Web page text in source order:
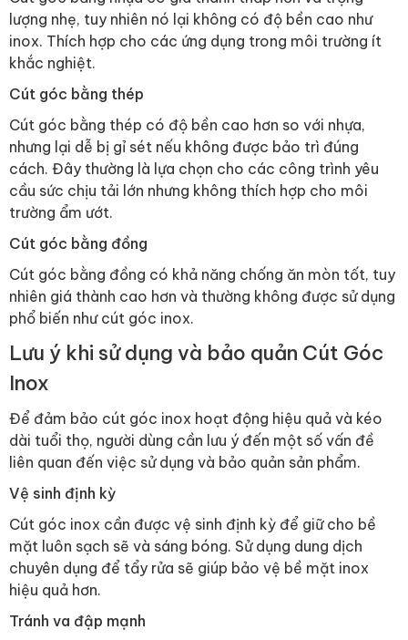
lượng nhẹ, tuy nhiên nó lại không có độ bền cao như
inox. Thích hợp cho các ứng dụng trong môi trường ít
khắc nghiệt.
Cút góc bằng thép
Cút góc bằng thép có độ bền cao hơn so với nhựa,
nhưng lại dễ bị gỉ sét nếu không được bảo trì đúng
cách. Đây thường là lựa chọn cho các công trình yêu
cầu sức chịu tải lớn nhưng không thích hợp cho môi
trường ẩm ướt.
Cút góc bằng đồng
Cút góc bằng đồng có khả năng chống ăn mòn tốt, tuy
nhiên giá thành cao hơn và thường không được sử dụng
phổ biến như cút góc inox.
Lưu ý khi sử dụng và bảo quản Cút Góc
Inox
Để đảm bảo cút góc inox hoạt động hiệu quả và kéo
dài tuổi thọ, người dùng cần lưu ý đến một số vấn đề
liên quan đến việc sử dụng và bảo quản sản phẩm.
Vệ sinh định kỳ
Cút góc inox cần được vệ sinh định kỳ để giữ cho bề
mặt luôn sạch sẽ và sáng bóng. Sử dụng dung dịch
chuyên dụng để tẩy rửa sẽ giúp bảo vệ bề mặt inox
hiệu quả hơn.
Tránh va đập mạnh